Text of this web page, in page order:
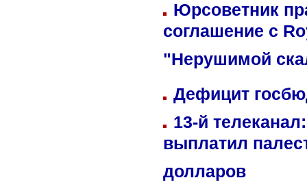
Юрсоветник
соглашение с
"Нерушимой
Дефицит
13-й
выплатил
долларов